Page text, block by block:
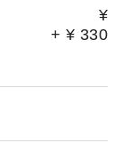
¥
+ ¥ 330